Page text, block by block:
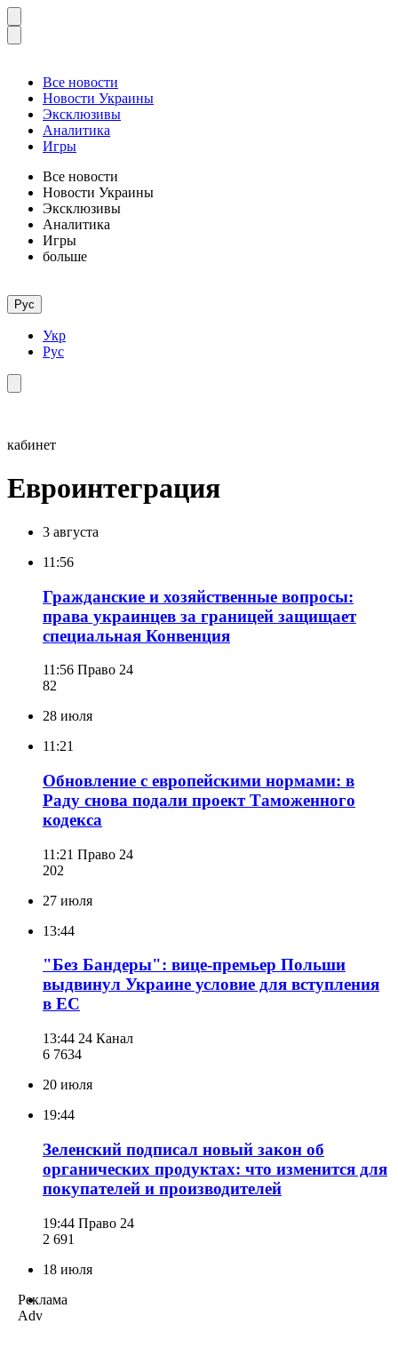
Все новости
Новости Украины
Эксклюзивы
Аналитика
Игры
Все новости
Новости Украины
Эксклюзивы
Аналитика
Игры
больше
Рус
Укр
Рус
кабинет
Евроинтеграция
3 августа
11:56
Гражданские и хозяйственные вопросы:
права украинцев за границей защищает
специальная Конвенция
11:56 Право 24
82
28 июля
11:21
Обновление с европейскими нормами: в
Раду снова подали проект Таможенного
кодекса
11:21 Право 24
202
27 июля
13:44
"Без Бандеры": вице-премьер Польши
выдвинул Украине условие для вступления
в ЕС
13:44 24 Канал
6 7634
20 июля
19:44
Зеленский подписал новый закон об
органических продуктах: что изменится для
покупателей и производителей
19:44 Право 24
2 691
18 июля
Реклама
Adv